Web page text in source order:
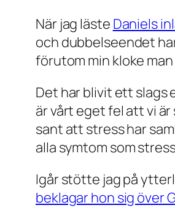
När jag läste Daniels
och dubbelseendet
förutom min kloke
Det har blivit ett slags
är vårt eget fel att vi
sant att stress har
alla symtom som
Igår stötte jag på
beklagar hon sig över